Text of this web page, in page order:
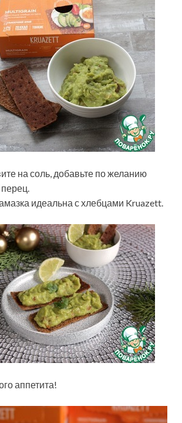
на соль, добавьте по желанию
идеальна с хлебцами Kruazett.
аппетита!